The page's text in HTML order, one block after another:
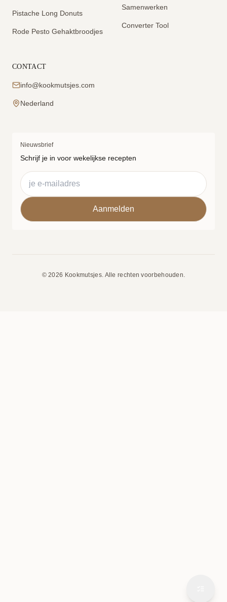
Pistache Long Donuts
Rode Pesto Gehaktbroodjes
Samenwerken
Converter Tool
CONTACT
info@kookmutsjes.com
Nederland
Nieuwsbrief
Schrijf je in voor wekelijkse recepten
© 2026 Kookmutsjes. Alle rechten voorbehouden.